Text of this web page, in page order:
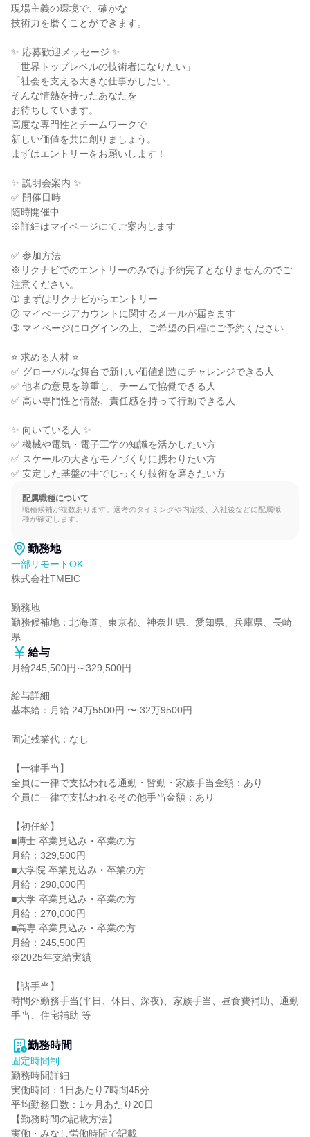
現場主義の環境で、確かな
技術力を磨くことができます。
✨ 応募歓迎メッセージ ✨
「世界トップレベルの技術者になりたい」
「社会を支える大きな仕事がしたい」
そんな情熱を持ったあなたを
お待ちしています。
高度な専門性とチームワークで
新しい価値を共に創りましょう。
まずはエントリーをお願いします！
✨ 説明会案内 ✨
✅ 開催日時
随時開催中
※詳細はマイページにてご案内します
✅ 参加方法
※リクナビでのエントリーのみでは予約完了となりませんのでご
注意ください。
➀ まずはリクナビからエントリー
➁ マイぺージアカウントに関するメールが届きます
➂ マイページにログインの上、ご希望の日程にご予約ください
⭐ 求める人材 ⭐
✅ グローバルな舞台で新しい価値創造にチャレンジできる人
✅ 他者の意見を尊重し、チームで協働できる人
✅ 高い専門性と情熱、責任感を持って行動できる人
✨ 向いている人 ✨
✅ 機械や電気・電子工学の知識を活かしたい方
✅ スケールの大きなモノづくりに携わりたい方
✅ 安定した基盤の中でじっくり技術を磨きたい方
配属職種について
職種候補が複数あります。選考のタイミングや内定後、入社後などに配属職
種が確定します。
勤務地
一部リモートOK
株式会社TMEIC
勤務地
勤務候補地：北海道、東京都、神奈川県、愛知県、兵庫県、長崎
県
給与
月給245,500円～329,500円
給与詳細
基本給：月給 24万5500円 〜 32万9500円
固定残業代：なし
【一律手当】
全員に一律で支払われる通勤・皆勤・家族手当金額：あり
全員に一律で支払われるその他手当金額：あり
【初任給】
■博士 卒業見込み・卒業の方
月給：329,500円
■大学院 卒業見込み・卒業の方
月給：298,000円
■大学 卒業見込み・卒業の方
月給：270,000円
■高専 卒業見込み・卒業の方
月給：245,500円
※2025年支給実績
【諸手当】
時間外勤務手当(平日、休日、深夜)、家族手当、昼食費補助、通勤
手当、住宅補助 等
勤務時間
固定時間制
勤務時間詳細
実働時間：1日あたり7時間45分
平均勤務日数：1ヶ月あたり20日
【勤務時間の記載方法】
実働・みなし労働時間で記載